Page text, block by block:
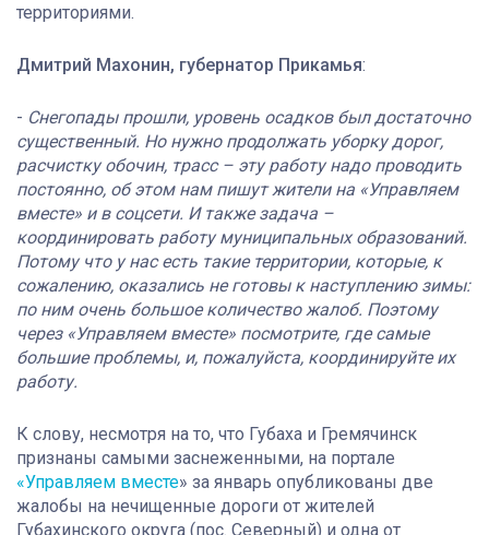
территориями.
Дмитрий Махонин, губернатор Прикамья:
- Снегопады прошли, уровень осадков был достаточно
существенный. Но нужно продолжать уборку дорог,
расчистку обочин, трасс – эту работу надо проводить
постоянно, об этом нам пишут жители на «Управляем
вместе» и в соцсети. И также задача –
координировать работу муниципальных образований.
Потому что у нас есть такие территории, которые, к
сожалению, оказались не готовы к наступлению зимы:
по ним очень большое количество жалоб. Поэтому
через «Управляем вместе» посмотрите, где самые
большие проблемы, и, пожалуйста, координируйте их
работу.
К слову, несмотря на то, что Губаха и Гремячинск
признаны самыми заснеженными, на портале
«Управляем вместе» за январь опубликованы две
жалобы на нечищенные дороги от жителей
Губахинского округа (пос. Северный) и одна от